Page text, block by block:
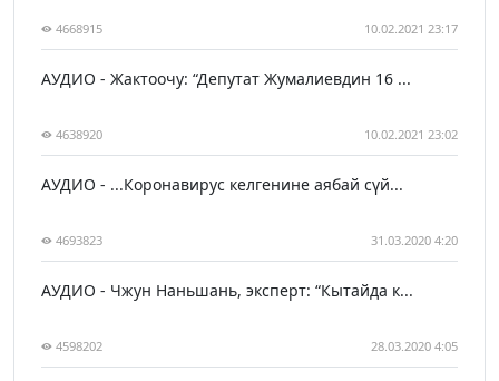
4668915 10.02.2021 23:17
АУДИО - Жактоочу: “Депутат Жумалиевдин 16 ...
4638920 10.02.2021 23:02
АУДИО - ...Коронавирус келгенине аябай сүй...
4693823 31.03.2020 4:20
АУДИО - Чжун Наньшань, эксперт: “Кытайда к...
4598202 28.03.2020 4:05